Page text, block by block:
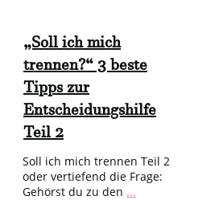
„Soll ich mich
trennen?“ 3 beste
Tipps zur
Entscheidungshilfe
Teil 2
Soll ich mich trennen Teil 2
oder vertiefend die Frage:
Gehörst du zu den ...